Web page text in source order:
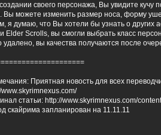
своего персонажа, Вы увидите
Вы можете изменить размер носа, форму
я думаю, что Вы хотели бы узнать о других
Elder Scrolls, вы смогли выбрать класс
удалено, вы качества получаются после
Приятная новость для всех
www.skyrimnexus.com/
статьи: http://www.skyrimnexus.com/
скайрима запланирован на 11.11.11